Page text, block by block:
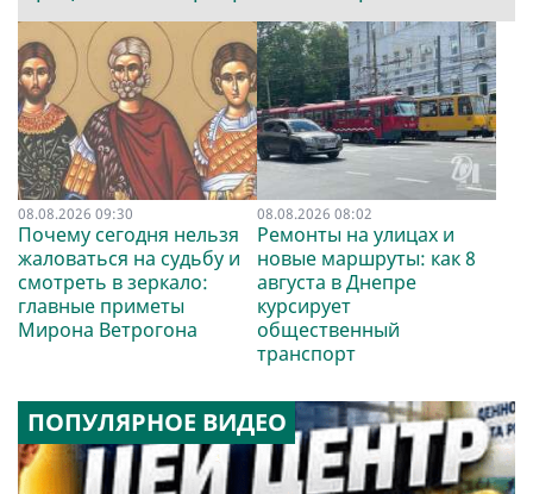
08.08.2026 09:30
Почему сегодня нельзя
жаловаться на судьбу и
смотреть в зеркало:
главные приметы
Мирона Ветрогона
08.08.2026 08:02
Ремонты на улицах и
новые маршруты: как 8
августа в Днепре
курсирует
общественный
транспорт
ПОПУЛЯРНОЕ ВИДЕО